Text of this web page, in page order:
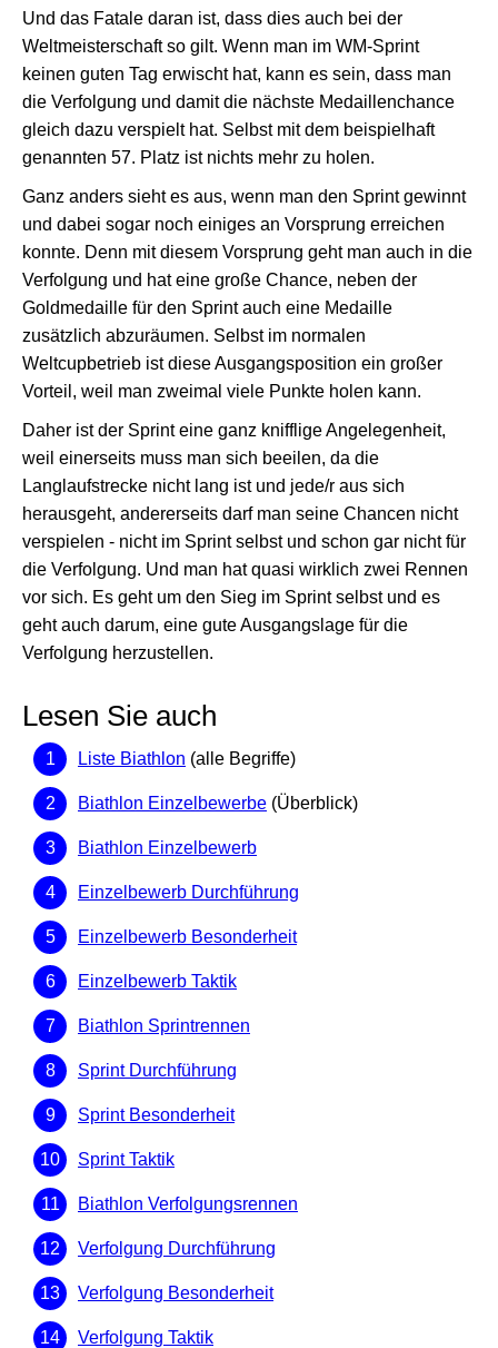
Und das Fatale daran ist, dass dies auch bei der
Weltmeisterschaft so gilt. Wenn man im WM-Sprint
keinen guten Tag erwischt hat, kann es sein, dass man
die Verfolgung und damit die nächste Medaillenchance
gleich dazu verspielt hat. Selbst mit dem beispielhaft
genannten 57. Platz ist nichts mehr zu holen.
Ganz anders sieht es aus, wenn man den Sprint gewinnt
und dabei sogar noch einiges an Vorsprung erreichen
konnte. Denn mit diesem Vorsprung geht man auch in die
Verfolgung und hat eine große Chance, neben der
Goldmedaille für den Sprint auch eine Medaille
zusätzlich abzuräumen. Selbst im normalen
Weltcupbetrieb ist diese Ausgangsposition ein großer
Vorteil, weil man zweimal viele Punkte holen kann.
Daher ist der Sprint eine ganz knifflige Angelegenheit,
weil einerseits muss man sich beeilen, da die
Langlaufstrecke nicht lang ist und jede/r aus sich
herausgeht, andererseits darf man seine Chancen nicht
verspielen - nicht im Sprint selbst und schon gar nicht für
die Verfolgung. Und man hat quasi wirklich zwei Rennen
vor sich. Es geht um den Sieg im Sprint selbst und es
geht auch darum, eine gute Ausgangslage für die
Verfolgung herzustellen.
Lesen Sie auch
Liste Biathlon (alle Begriffe)
Biathlon Einzelbewerbe (Überblick)
Biathlon Einzelbewerb
Einzelbewerb Durchführung
Einzelbewerb Besonderheit
Einzelbewerb Taktik
Biathlon Sprintrennen
Sprint Durchführung
Sprint Besonderheit
Sprint Taktik
Biathlon Verfolgungsrennen
Verfolgung Durchführung
Verfolgung Besonderheit
Verfolgung Taktik